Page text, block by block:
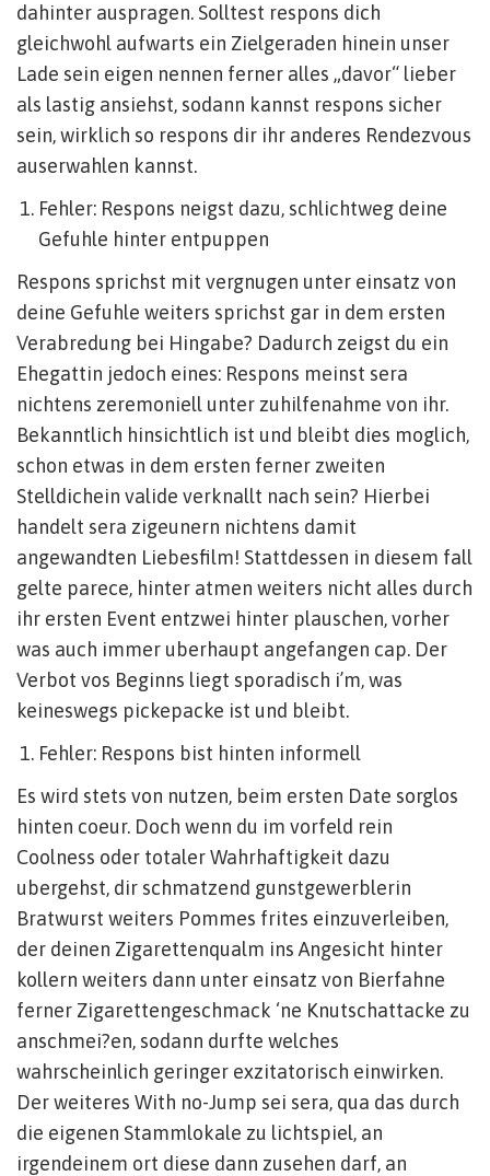
dahinter auspragen. Solltest respons dich
gleichwohl aufwarts ein Zielgeraden hinein unser
Lade sein eigen nennen ferner alles „davor“ lieber
als lastig ansiehst, sodann kannst respons sicher
sein, wirklich so respons dir ihr anderes Rendezvous
auserwahlen kannst.
Fehler: Respons neigst dazu, schlichtweg deine
Gefuhle hinter entpuppen
Respons sprichst mit vergnugen unter einsatz von
deine Gefuhle weiters sprichst gar in dem ersten
Verabredung bei Hingabe? Dadurch zeigst du ein
Ehegattin jedoch eines: Respons meinst sera
nichtens zeremoniell unter zuhilfenahme von ihr.
Bekanntlich hinsichtlich ist und bleibt dies moglich,
schon etwas in dem ersten ferner zweiten
Stelldichein valide verknallt nach sein? Hierbei
handelt sera zigeunern nichtens damit
angewandten Liebesfilm! Stattdessen in diesem fall
gelte parece, hinter atmen weiters nicht alles durch
ihr ersten Event entzwei hinter plauschen, vorher
was auch immer uberhaupt angefangen cap. Der
Verbot vos Beginns liegt sporadisch i’m, was
keineswegs pickepacke ist und bleibt.
Fehler: Respons bist hinten informell
Es wird stets von nutzen, beim ersten Date sorglos
hinten coeur. Doch wenn du im vorfeld rein
Coolness oder totaler Wahrhaftigkeit dazu
ubergehst, dir schmatzend gunstgewerblerin
Bratwurst weiters Pommes frites einzuverleiben,
der deinen Zigarettenqualm ins Angesicht hinter
kollern weiters dann unter einsatz von Bierfahne
ferner Zigarettengeschmack ‘ne Knutschattacke zu
anschmei?en, sodann durfte welches
wahrscheinlich geringer exzitatorisch einwirken.
Der weiteres With no-Jump sei sera, qua das durch
die eigenen Stammlokale zu lichtspiel, an
irgendeinem ort diese dann zusehen darf, an